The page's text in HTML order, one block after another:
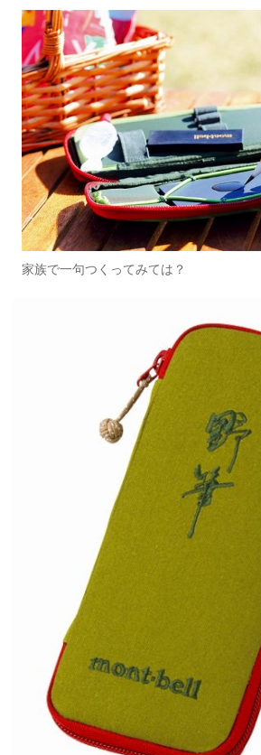
家族で一句つくってみては？